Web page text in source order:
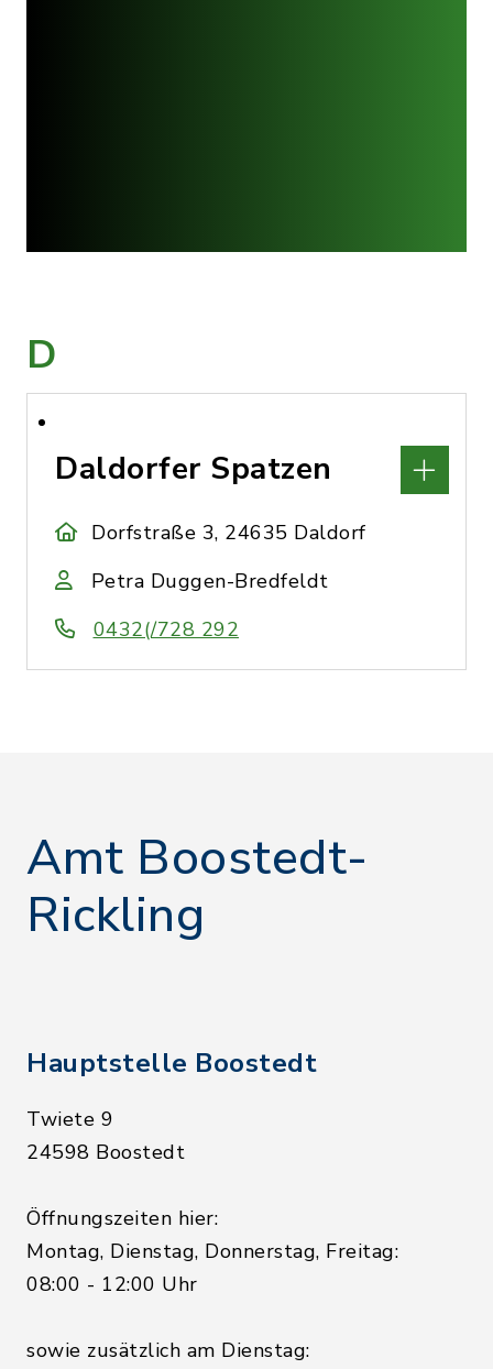
D
Daldorfer Spatzen
Dorfstraße 3, 24635 Daldorf
Petra Duggen-Bredfeldt
0432(/728 292
Amt Boostedt-
Rickling
Hauptstelle Boostedt
Twiete 9
24598 Boostedt
Öffnungszeiten hier:
Montag, Dienstag, Donnerstag, Freitag:
08:00 - 12:00 Uhr
sowie zusätzlich am Dienstag: